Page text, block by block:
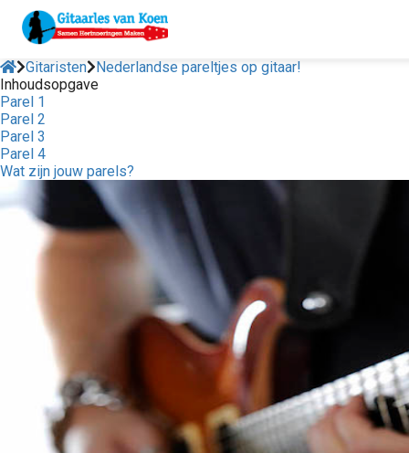
Gitaristen
Nederlandse pareltjes op gitaar!
Inhoudsopgave
Parel 1
Parel 2
Parel 3
Parel 4
Wat zijn jouw parels?